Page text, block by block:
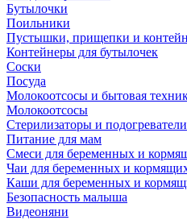
Бутылочки
Поильники
Пустышки, прищепки и
Контейнеры для бутылочек
Соски
Посуда
Молокоотсосы и бытовая
Молокоотсосы
Стерилизаторы и подогреватели
Питание для мам
Смеси для беременных и
Чаи для беременных и
Каши для беременных и
Безопасность малыша
Видеоняни